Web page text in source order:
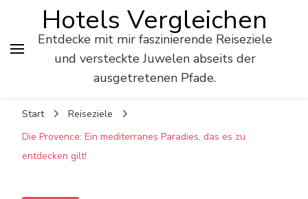
Hotels Vergleichen
Entdecke mit mir faszinierende Reiseziele
und versteckte Juwelen abseits der
ausgetretenen Pfade.
Start
Reiseziele
Die Provence: Ein mediterranes Paradies, das es zu
entdecken gilt!